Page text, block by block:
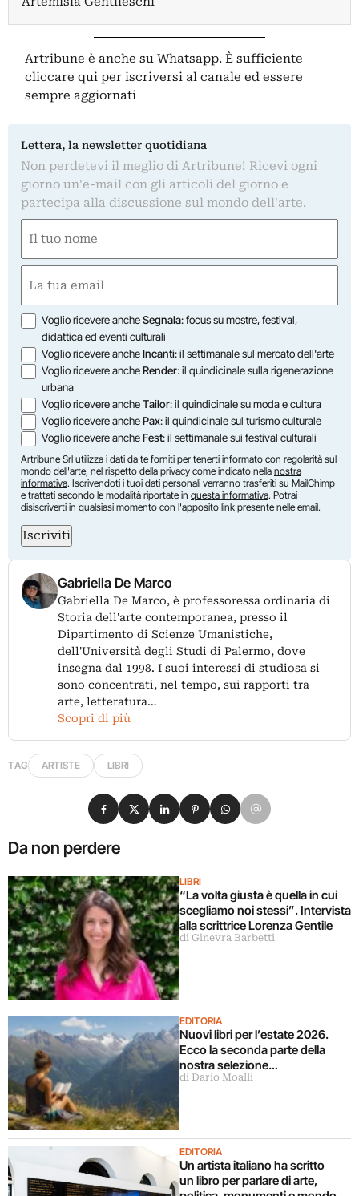
Artribune è anche su Whatsapp. È sufficiente
cliccare qui per iscriversi al canale ed essere
sempre aggiornati
Lettera, la newsletter quotidiana
Non perdetevi il meglio di Artribune! Ricevi ogni
giorno un'e-mail con gli articoli del giorno e
partecipa alla discussione sul mondo dell'arte.
(Required)
(Required)
Opzioni
Voglio ricevere ancheSegnala: focus su mostre, festival,
didattica ed eventi culturali
Voglio ricevere ancheIncanti: il settimanale sul mercato dell'arte
Voglio ricevere ancheRender: il quindicinale sulla rigenerazione
urbana
Voglio ricevere ancheTailor: il quindicinale su moda e cultura
Voglio ricevere anchePax: il quindicinale sul turismo culturale
Voglio ricevere ancheFest: il settimanale sui festival culturali
Artribune Srl utilizza i dati da te forniti per tenerti informato con regolarità sul
mondo dell'arte, nel rispetto della privacy come indicato nella nostra
informativa. Iscrivendoti i tuoi dati personali verranno trasferiti su MailChimp
e trattati secondo le modalità riportate in questa informativa. Potrai
disiscriverti in qualsiasi momento con l'apposito link presente nelle email.
Iscriviti
Gabriella De Marco
Gabriella De Marco, è professoressa ordinaria di
Storia dell'arte contemporanea, presso il
Dipartimento di Scienze Umanistiche,
dell'Università degli Studi di Palermo, dove
insegna dal 1998. I suoi interessi di studiosa si
sono concentrati, nel tempo, sui rapporti tra
arte, letteratura…
Scopri di più
TAG ARTISTE LIBRI
Da non perdere
LIBRI
“La volta giusta è quella in cui
scegliamo noi stessi”. Intervista
alla scrittrice Lorenza Gentile
di Ginevra Barbetti
EDITORIA
Nuovi libri per l’estate 2026.
Ecco la seconda parte della
nostra selezione…
di Dario Moalli
EDITORIA
Un artista italiano ha scritto
un libro per parlare di arte,
Condividi su Facebook
Condividi su X
Condividi su LinkedIn
Condividi su Pinterest
Condividi su WhatsApp
Condividi su Email